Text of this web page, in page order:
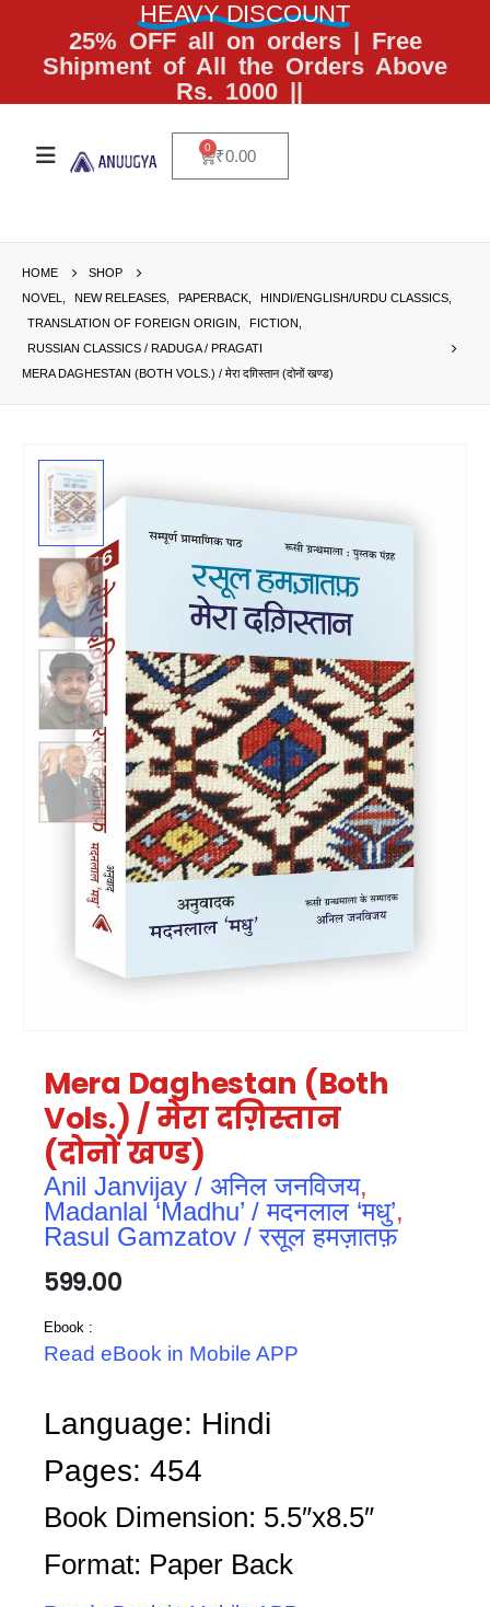
HEAVY DISCOUNT
25% OFF all on orders | Free
Shipment of All the Orders Above
Rs. 1000 ||
₹0.00
0
HOME
SHOP
NOVEL
NEW RELEASES PAPERBACK HINDI/ENGLISH/URDU CLASSICS
TRANSLATION OF FOREIGN ORIGIN
FICTION
RUSSIAN CLASSICS / RADUGA / PRAGATI
MERA DAGHESTAN (BOTH VOLS.) / मेरा दग़िस्तान (दोनों खण्ड)
Mera Daghestan (Both
Vols.) / मेरा दग़िस्तान
(दोनों खण्ड)
Anil Janvijay / अनिल जनविजय,
Madanlal ‘Madhu’ / मदनलाल ‘मधु’,
Rasul Gamzatov / रसूल हमज़ातफ़
599.00
Ebook :
Read eBook in Mobile APP
Language: Hindi
Pages: 454
Book Dimension: 5.5″x8.5″
Format: Paper Back